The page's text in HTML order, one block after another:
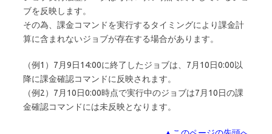
ブを反映します。
その為、課金コマンドを実行するタイミングにより課金計
算に含まれないジョブが存在する場合があります。
（例1）7月9日14:00に終了したジョブは、7月10日0:00以
降に課金確認コマンドに反映されます。
（例2）7月10日0:00時点で実行中のジョブは7月10日の課
金確認コマンドには未反映となります。